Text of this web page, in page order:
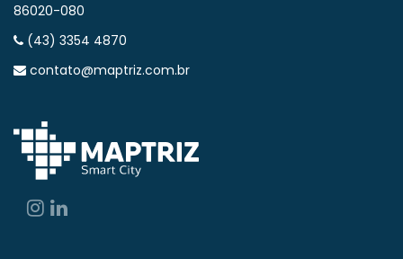
86020-080
(43) 3354 4870
contato@maptriz.com.br